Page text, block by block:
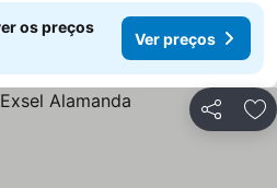
os preços
Ver preços
Partilhar